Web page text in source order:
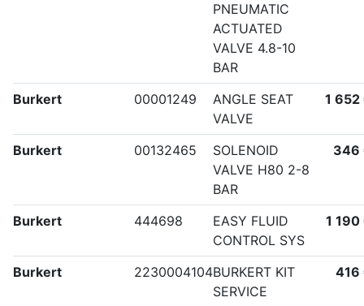
PNEUMATIC
ACTUATED
VALVE 4.8-10
BAR
Burkert 00001249
ANGLE SEAT
VALVE
1 652
Burkert 00132465
SOLENOID
VALVE H80 2-8
BAR
346
Burkert 444698
EASY FLUID
CONTROL SYS
1 190
Burkert 2230004104BURKERT KIT
SERVICE
416